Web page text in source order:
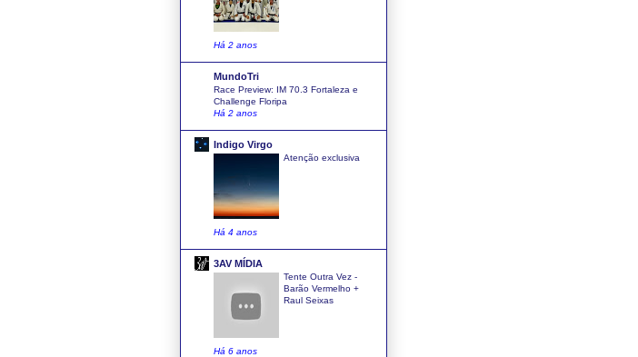
Há 2 anos
MundoTri
Race Preview: IM 70.3 Fortaleza e
Challenge Floripa
Há 2 anos
Indigo Virgo
Atenção exclusiva
Há 4 anos
3AV MÍDIA
Tente Outra Vez -
Barão Vermelho +
Raul Seixas
Há 6 anos